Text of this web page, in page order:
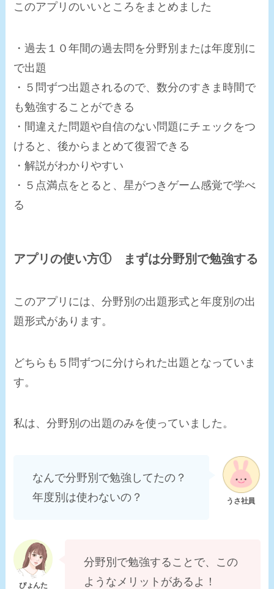
このアプリのいいところをまとめました
・過去１０年間の過去問を分野別または年度別に
で出題
・５問ずつ出題されるので、数分のすきま時間で
も勉強することができる
・間違えた問題や自信のない問題にチェックをつ
けると、後からまとめて復習できる
・解説がわかりやすい
・５点満点をとると、星がつきゲーム感覚で学べ
る
アプリの使い方① まずは分野別で勉強する
このアプリには、分野別の出題形式と年度別の出
題形式があります。
どちらも５問ずつに分けられた出題となっていま
す。
私は、分野別の出題のみを使っていました。
なんで分野別で勉強してたの？
年度別は使わないの？
分野別で勉強することで、この
ようなメリットがあるよ！